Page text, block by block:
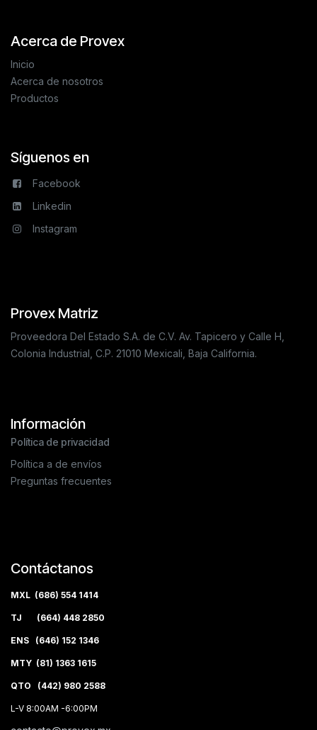
Acerca de Provex
Inicio
Acerca de nosotros
Productos
Síguenos en
Facebook
Linkedin
Instagram
Provex Matriz
Proveedora Del Estado S.A. de C.V. Av. Tapicero y Calle H,
Colonia Industrial, C.P. 21010 Mexicali, Baja California.
Información
Política de privacidad
Política a de envíos
Preguntas frecuentes
Contáctanos
MXL (686) 554 1414
TJ (664) 448 2850
ENS (646) 152 1346
MTY (81) 1363 1615
QTO (442) 980 2588
L-V 8:00AM -6:00PM